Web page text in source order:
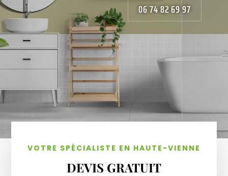
06 74 82 69 97
VOTRE SPÉCIALISTE EN HAUTE-VIENNE
DEVIS GRATUIT